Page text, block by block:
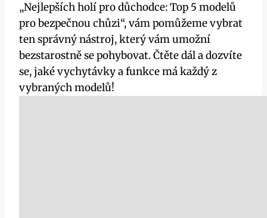
„Nejlepších holí pro důchodce: Top 5 modelů
pro bezpečnou chůzi“, vám pomůžeme vybrat
ten správný nástroj, který vám umožní
bezstarostně se pohybovat. Čtěte dál a dozvíte
se, jaké vychytávky a funkce má každý z
vybraných modelů!